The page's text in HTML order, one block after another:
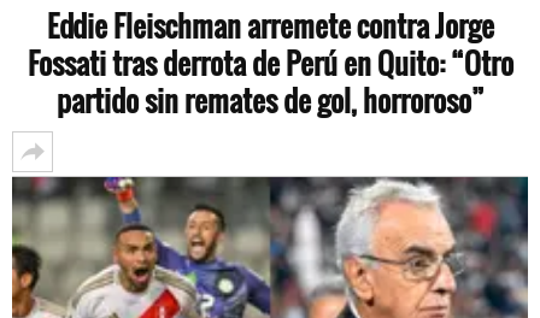
Eddie Fleischman arremete contra Jorge
Fossati tras derrota de Perú en Quito: “Otro
partido sin remates de gol, horroroso”